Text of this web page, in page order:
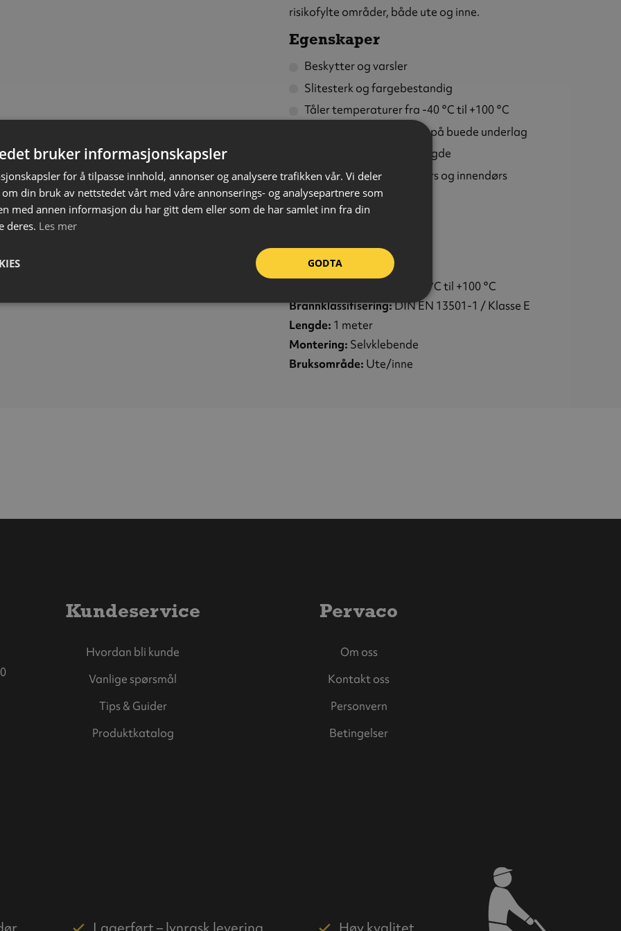
risikofylte områder, både ute og inne.
Egenskaper
Beskytter og varsler
Slitesterk og fargebestandig
Tåler temperaturer fra -40 °C til +100 °C
Fleksibel – kan monteres på buede underlag
Kan kappes til ønsket lengde
Kan brukes både utendørs og innendørs
Rask og enkel montering
Profil:Type CC
Materiale:
Polyuretan (PU)
-40 °C til +100 °C
Brannklassifisering:DIN EN 13501-1 / Klasse E
Lengde: 1 meter
Montering: Selvklebende
Bruksområde: Ute/inne
Kundeservice
Hvordan bli kunde
Vanlige spørsmål
Tips & Guider
Produktkatalog
Pervaco
Om oss
Kontakt oss
Personvern
Betingelser
bruker informasjonskapsler
for å tilpasse innhold, annonser og analysere trafikken vår. Vi deler
din bruk av nettstedet vårt med våre annonserings- og analysepartnere som
med annen informasjon du har gitt dem eller som de har samlet inn fra din
deres. Les mer
GODTA